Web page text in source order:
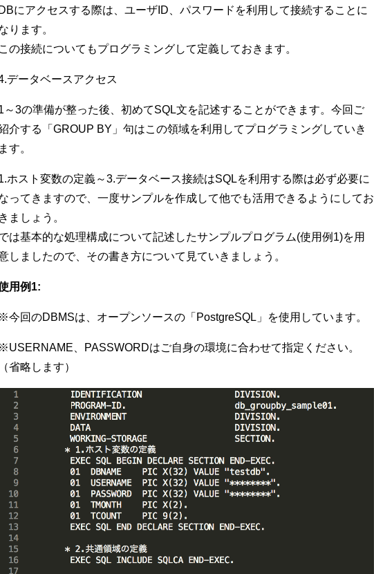
DBにアクセスする際は、ユーザID、パスワードを利用して接続することに
ります。
この接続についてもプログラミングして定義しておきます。
データベースアクセス
～3の準備が整った後、初めてSQL文を記述することができます。今回ご
介する「GROUP BY」句はこの領域を利用してプログラミングしていき
ます。
ホスト変数の定義～3.データベース接続はSQLを利用する際は必ず必要に
ってきますので、一度サンプルを作成して他でも活用できるようにしてお
きましょう。
は基本的な処理構成について記述したサンプルプログラム(使用例1)を用
しましたので、その書き方について見ていきましょう。
用例1:
※今回のDBMSは、オープンソースの「PostgreSQL」を使用しています。
※USERNAME、PASSWORDはご自身の環境に合わせて指定ください。
（省略します）